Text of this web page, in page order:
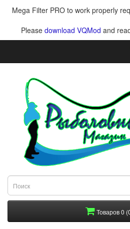
Mega Filter PRO to work properly
Please download VQMod and
Товаров 0